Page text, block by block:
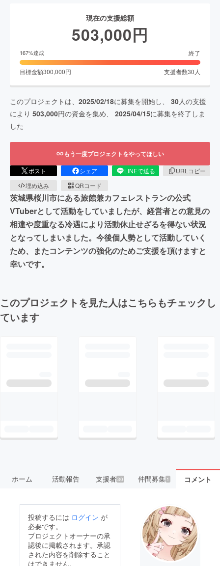
現在の支援総額
503,000円
167%達成 終了
目標金額300,000円 支援者数30 人
このプロジェクトは、 2025/02/18に募集を開始し、 30人の支援
により 503,000円の資金を集め、 2025/04/15に募集を終了しま
した
もう一度プロジェクトをやってほしい
ポスト シェア LINEで送る
URLコピー
埋め込み
QRコード
茨城県桜川市にある旅館兼カフェレストランの公式
VTuberとして活動をしていましたが、経営者との意見の
相違や度重なる冷遇により活動休止せざるを得ない状況
となってしまいました。今後個人勢として活動していく
ため、またコンテンツの強化のためご支援を頂けますと
幸いです。
このプロジェクトを見た人はこちらもチェックし
ています
ホーム 活動報告 支援者30 仲間募集 1 コメント
投稿するには ログイン が
必要です。
プロジェクトオーナーの承
認後に掲載されます。承認
された内容を削除すること
はできません。